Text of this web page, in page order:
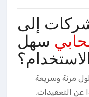
إلى
سهل
الاستخدام؟
مرنة وسريعة
عن التعقيدات.